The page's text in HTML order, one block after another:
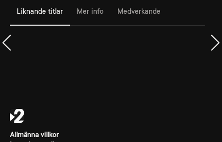
Liknande titlar Mer info Medverkande
Allmänna villkor